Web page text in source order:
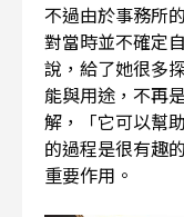
不過由於事務所
對當時並不確定
說，給了她很多
能與用途，不再
解，「它可以幫
的過程是很有趣
重要作用。